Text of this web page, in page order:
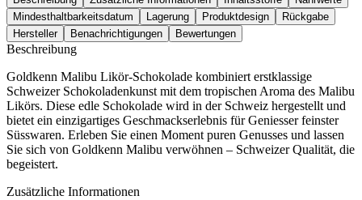
Mindesthaltbarkeitsdatum
Lagerung Produktdesign
Rückgabe
Hersteller
Benachrichtigungen Bewertungen
Beschreibung
Goldkenn Malibu Likör-Schokolade kombiniert erstklassige
Schweizer Schokoladenkunst mit dem tropischen Aroma des Malibu
Likörs. Diese edle Schokolade wird in der Schweiz hergestellt und
bietet ein einzigartiges Geschmackserlebnis für Geniesser feinster
Süsswaren. Erleben Sie einen Moment puren Genusses und lassen
Sie sich von Goldkenn Malibu verwöhnen – Schweizer Qualität, die
begeistert.
Zusätzliche Informationen